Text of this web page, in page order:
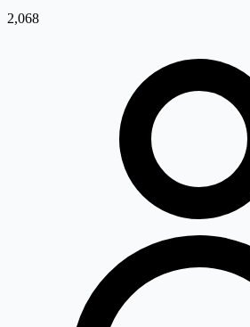
2,068